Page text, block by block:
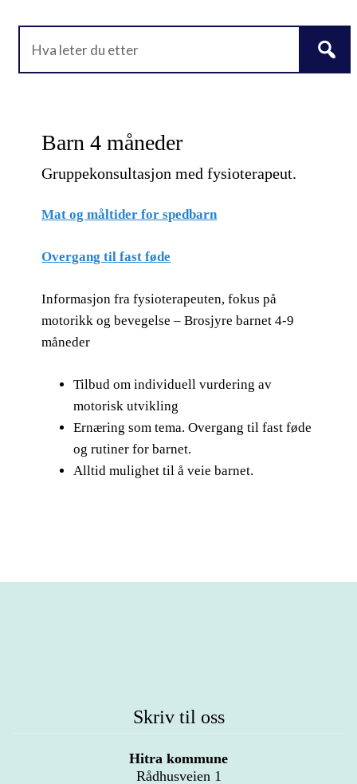
Barn 4 måneder
Gruppekonsultasjon med fysioterapeut.
Mat og måltider for spedbarn
Overgang til fast føde
Informasjon fra fysioterapeuten, fokus på
motorikk og bevegelse – Brosjyre barnet 4-9
måneder
Tilbud om individuell vurdering av
motorisk utvikling
Ernæring som tema. Overgang til fast føde
og rutiner for barnet.
Alltid mulighet til å veie barnet.
Skriv til oss
Hitra kommune
Rådhusveien 1